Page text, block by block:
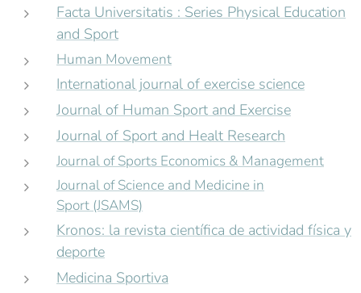
Facta Universitatis : Series Physical Education
and Sport
Human Movement
International journal of exercise science
Journal of Human Sport and Exercise
Journal of Sport and Healt Research
Journal of Sports Economics & Management
Journal of Science and Medicine in
Sport (JSAMS)
Kronos: la revista científica de actividad física y
deporte
Medicina Sportiva